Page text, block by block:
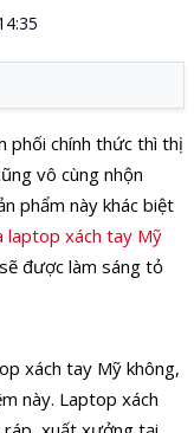
phối chính thức thì thị
vô cùng nhộn
phẩm này khác biệt
laptop xách tay Mỹ
được làm sáng tỏ
xách tay Mỹ không,
này. Laptop xách